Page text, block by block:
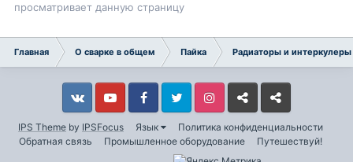
просматривает данную страницу
Главная О сварке в общем Пайка Радиаторы и интеркулеры
IPS Theme by IPSFocus Язык
Политика конфиденциальности
Обратная связь
Промышленное оборудование Путешествуй!
VkontakteYouTube FacebookTwitter InstagramLivejournalOdnoklassniki